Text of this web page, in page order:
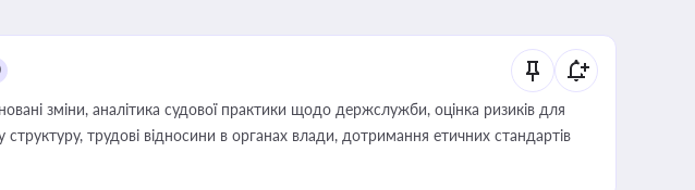
зміни, аналітика судової практики щодо держслужби, оцінка ризиків для
структуру, трудові відносини в органах влади, дотримання етичних стандартів